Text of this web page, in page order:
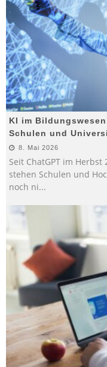
KI im
Schulen und
8. Mai 2026
Seit ChatGPT im
stehen Schulen und
noch ni...